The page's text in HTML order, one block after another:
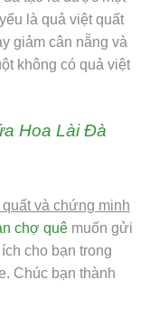
là quả việt quất
giảm cân nẵng và
không có quả việt
Hoa Lài Đà
và chứng minh
chợ quê muốn gửi
cho bạn trong
Chúc bạn thành